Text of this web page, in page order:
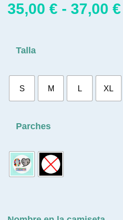
35,00 € - 37,00 €
Talla
S M L XL
Parches